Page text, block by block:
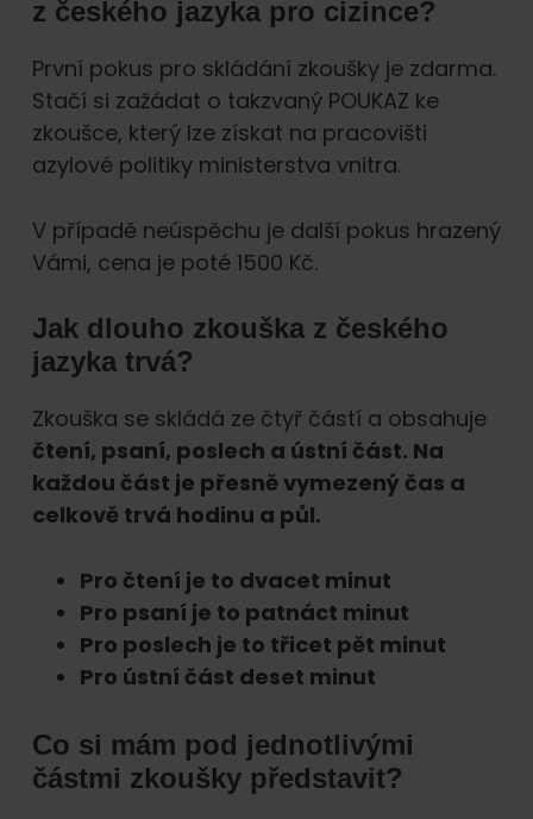
z českého jazyka pro cizince?
První pokus pro skládání zkoušky je zdarma.
Stačí si zažádat o takzvaný POUKAZ ke
zkoušce, který lze získat na pracovišti
azylové politiky ministerstva vnitra.
V případě neúspěchu je další pokus hrazený
Vámi, cena je poté 1500 Kč.
Jak dlouho zkouška z českého
jazyka trvá?
Zkouška se skládá ze čtyř částí a obsahuje
čtení, psaní, poslech a ústní část. Na
každou část je přesně vymezený čas a
celkově trvá hodinu a půl.
Pro čtení je to dvacet minut
Pro psaní je to patnáct minut
Pro poslech je to třicet pět minut
Pro ústní část deset minut
Co si mám pod jednotlivými
částmi zkoušky představit?